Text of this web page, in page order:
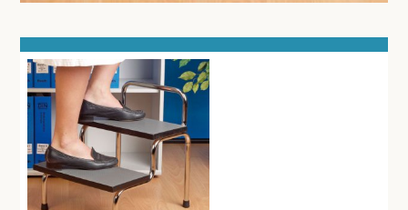
DOKTERSTASSEN
STERILISEREN EN AUTOCLAVEREN
DIVERSEN
MICROSCOOP EN TOEBEHOREN
ONDERZOEKSLAMPEN